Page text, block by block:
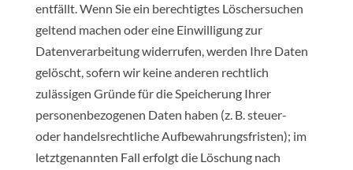
entfällt. Wenn Sie ein berechtigtes Löschersuchen
geltend machen oder eine Einwilligung zur
Datenverarbeitung widerrufen, werden Ihre Daten
gelöscht, sofern wir keine anderen rechtlich
zulässigen Gründe für die Speicherung Ihrer
personenbezogenen Daten haben (z. B. steuer-
oder handelsrechtliche Aufbewahrungsfristen); im
letztgenannten Fall erfolgt die Löschung nach